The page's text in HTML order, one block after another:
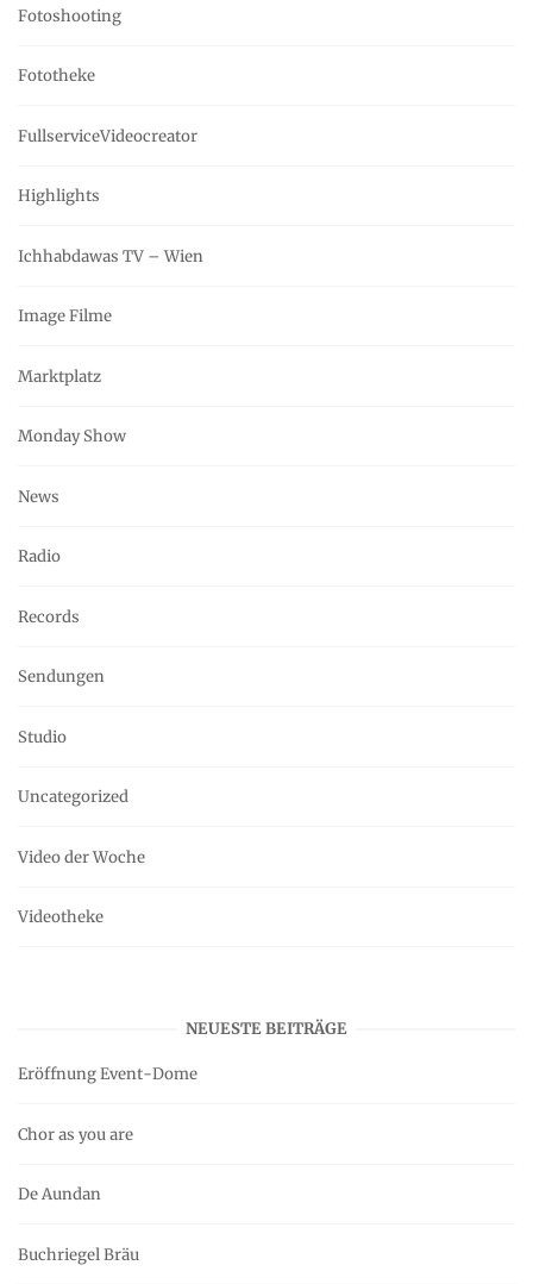
Fotoshooting
Fototheke
FullserviceVideocreator
Highlights
Ichhabdawas TV – Wien
Image Filme
Marktplatz
Monday Show
News
Radio
Records
Sendungen
Studio
Uncategorized
Video der Woche
Videotheke
NEUESTE BEITRÄGE
Eröffnung Event-Dome
Chor as you are
De Aundan
Buchriegel Bräu